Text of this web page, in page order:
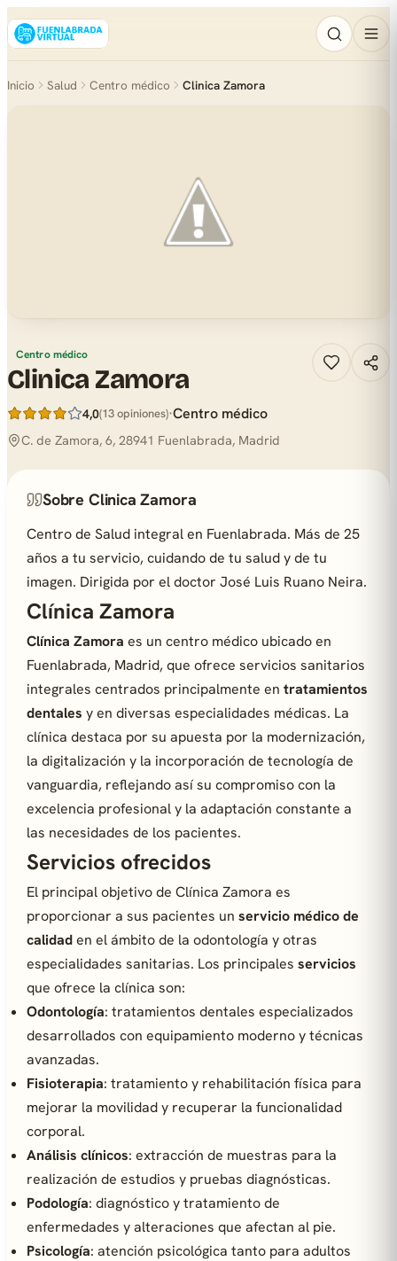
Inicio Salud Centro médico Clinica Zamora
Centro médico
Clinica Zamora
4,0(13 opiniones)·Centro médico
C. de Zamora, 6, 28941 Fuenlabrada, Madrid
Sobre Clinica Zamora
Centro de Salud integral en Fuenlabrada. Más de 25
años a tu servicio, cuidando de tu salud y de tu
imagen. Dirigida por el doctor José Luis Ruano Neira.
Clínica Zamora
Clínica Zamora es un centro médico ubicado en
Fuenlabrada, Madrid, que ofrece servicios sanitarios
integrales centrados principalmente en tratamientos
dentales y en diversas especialidades médicas. La
clínica destaca por su apuesta por la modernización,
la digitalización y la incorporación de tecnología de
vanguardia, reflejando así su compromiso con la
excelencia profesional y la adaptación constante a
las necesidades de los pacientes.
Servicios ofrecidos
El principal objetivo de Clínica Zamora es
proporcionar a sus pacientes un servicio médico de
calidaden el ámbito de la odontología y otras
especialidades sanitarias. Los principales servicios
que ofrece la clínica son:
Odontología: tratamientos dentales especializados
desarrollados con equipamiento moderno y técnicas
avanzadas.
Fisioterapia: tratamiento y rehabilitación física para
mejorar la movilidad y recuperar la funcionalidad
corporal.
Análisis clínicos: extracción de muestras para la
realización de estudios y pruebas diagnósticas.
Podología: diagnóstico y tratamiento de
enfermedades y alteraciones que afectan al pie.
Psicología: atención psicológica tanto para adultos